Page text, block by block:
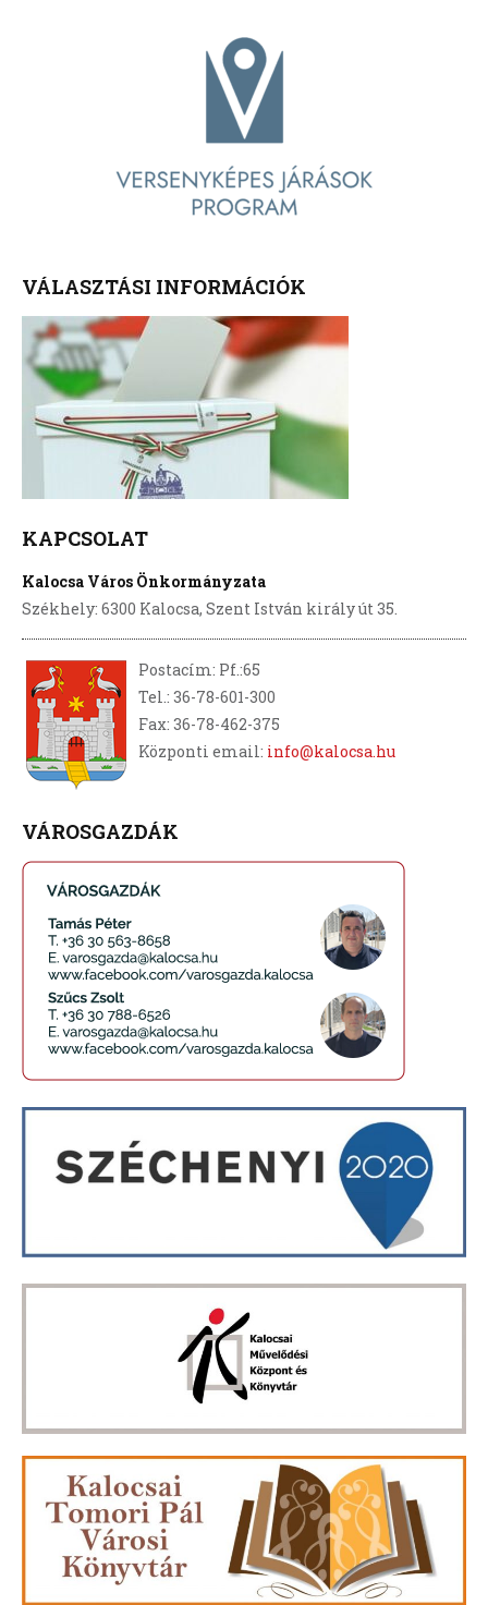
VÁLASZTÁSI INFORMÁCIÓK
KAPCSOLAT
Kalocsa Város Önkormányzata
Székhely: 6300 Kalocsa, Szent István király út 35.
Postacím: Pf.:65
Tel.: 36-78-601-300
Fax: 36-78-462-375
Központi email: info@kalocsa.hu
VÁROSGAZDÁK